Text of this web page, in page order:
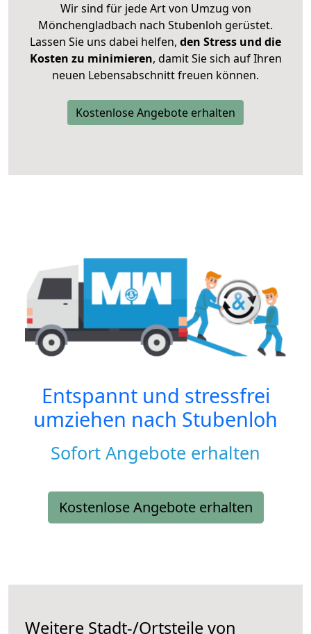
Wir sind für jede Art von Umzug von
Mönchengladbach nach Stubenloh gerüstet.
Lassen Sie uns dabei helfen, den Stress und die
Kosten zu minimieren, damit Sie sich auf Ihren
neuen Lebensabschnitt freuen können.
Kostenlose Angebote erhalten
Entspannt und stressfrei
umziehen nach Stubenloh
Sofort Angebote erhalten
Kostenlose Angebote erhalten
Weitere Stadt-/Ortsteile von